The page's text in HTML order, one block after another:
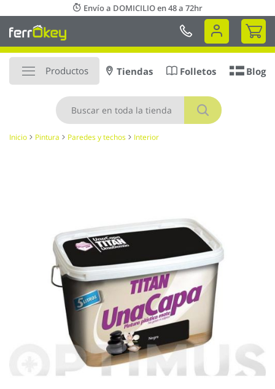
al
contenido
Envío a DOMICILIO en 48 a 72hr
Mi
Productos
Buscar
Tiendas Folletos Blog
Inicio Pintura Paredes y techos Interior